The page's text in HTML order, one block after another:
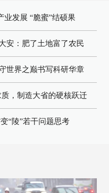
业发展 “脆蜜”结硕果
安：肥了土地富了农民
世界之巅书写科研华章
，制造大省的硬核跃迁
“陵”若干问题思考